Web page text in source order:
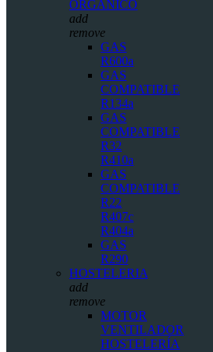
ORGÁNICO
add
remove
GAS
R600a
GAS
COMPATIBLE
R134a
GAS
COMPATIBLE
R32
R410a
GAS
COMPATIBLE
R22
R407c
R404a
GAS
R290
HOSTELERIA
add
remove
MOTOR
VENTILADOR
HOSTELERÍA